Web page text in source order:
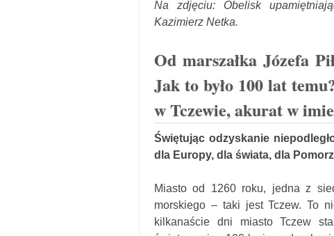
Na zdjęciu: Obelisk
Kazimierz Netka.
Od marszałka Józefa
Jak to było 100 lat
w Tczewie, akurat w
Świętując odzyskanie
dla Europy, dla świata, dla
Miasto od 1260 roku, jedna z
morskiego – taki jest Tczew. To
kilkanaście dni miasto Tczew